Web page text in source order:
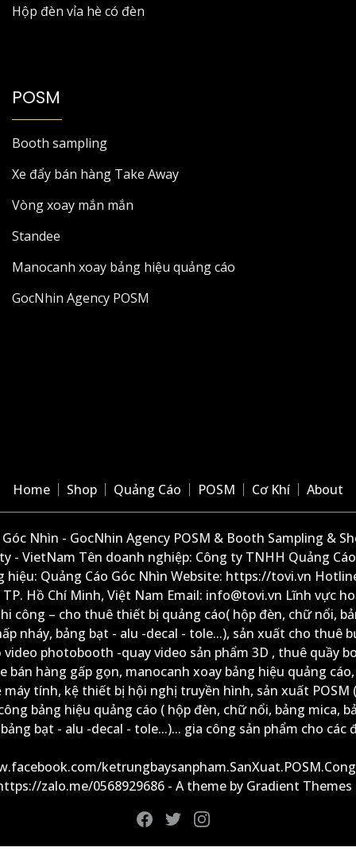
Hộp đèn vỉa hè có đèn
POSM
Booth sampling
Xe đẩy bán hàng Take Away
Vòng xoay mắn mắn
Standee
Manocanh xoay bảng hiệu quảng cáo
GocNhin Agency POSM
Home Shop Quảng Cáo POSM Cơ Khí About
Nhìn - GocNhin Agency POSM & Booth Sampling &
- VietNam Tên doanh nghiệp: Công ty TNHH Quảng
Quảng Cáo Góc Nhìn Website: https://tovi.vn
Hồ Chí Minh, Việt Nam Email: info@tovi.vn Lĩnh vực
công – cho thuê thiết bị quảng cáo( hộp đèn, chữ nổi,
nháy, bảng bạt - alu -decal - tole...), sản xuất cho thuê
photobooth -quay video sản phẩm 3D , thuê quầy
bán hàng gấp gọn, manocanh xoay bảng hiệu quảng
tính, kệ thiết bị hội nghị truyền hình, sản xuất POSM
bảng hiệu quảng cáo ( hộp đèn, chữ nổi, bảng mica,
bạt - alu -decal - tole...)... gia công sản phẩm cho các
zalo.me/0568929686 - A theme by Gradient